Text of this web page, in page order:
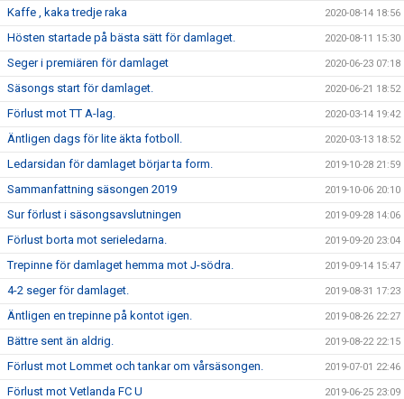
Kaffe , kaka tredje raka 2020-08-14 18:56
Hösten startade på bästa sätt för damlaget. 2020-08-11 15:30
Seger i premiären för damlaget 2020-06-23 07:18
Säsongs start för damlaget. 2020-06-21 18:52
Förlust mot TT A-lag. 2020-03-14 19:42
Äntligen dags för lite äkta fotboll. 2020-03-13 18:52
Ledarsidan för damlaget börjar ta form. 2019-10-28 21:59
Sammanfattning säsongen 2019 2019-10-06 20:10
Sur förlust i säsongsavslutningen 2019-09-28 14:06
Förlust borta mot serieledarna. 2019-09-20 23:04
Trepinne för damlaget hemma mot J-södra. 2019-09-14 15:47
4-2 seger för damlaget. 2019-08-31 17:23
Äntligen en trepinne på kontot igen. 2019-08-26 22:27
Bättre sent än aldrig. 2019-08-22 22:15
Förlust mot Lommet och tankar om vårsäsongen. 2019-07-01 22:46
Förlust mot Vetlanda FC U 2019-06-25 23:09